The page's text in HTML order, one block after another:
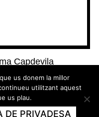
Capdevila
us donem la millor
utilitzant aquest
us plau.
DE PRIVADESA